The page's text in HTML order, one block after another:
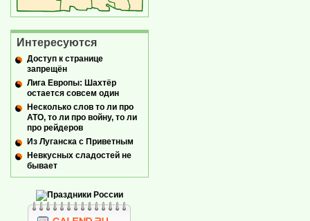
Интересуются
Доступ к странице
запрещён
Лига Европы: Шахтёр
остается совсем один
Несколько слов то ли про
АТО, то ли про войну, то ли
про рейдеров
Из Луганска с Приветным
Невкусных сладостей не
бывает